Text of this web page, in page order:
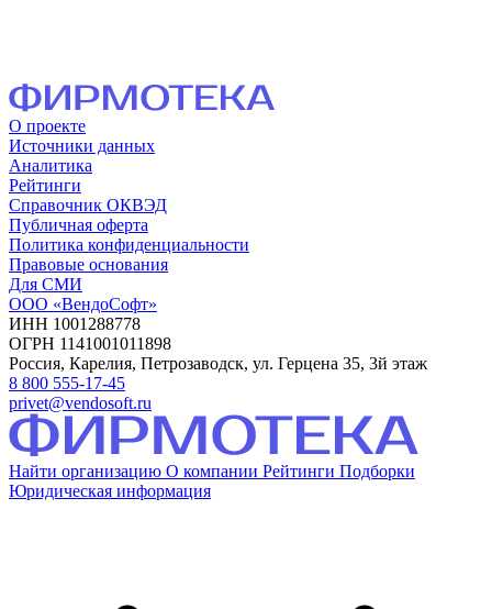
О проекте
Источники данных
Аналитика
Рейтинги
Справочник ОКВЭД
Публичная оферта
Политика конфиденциальности
Правовые основания
Для СМИ
ООО «ВендоСофт»
ИНН 1001288778
ОГРН 1141001011898
Россия, Карелия, Петрозаводск, ул. Герцена 35, 3й этаж
8 800 555-17-45
privet@vendosoft.ru
Найти организацию О компании Рейтинги Подборки
Юридическая информация